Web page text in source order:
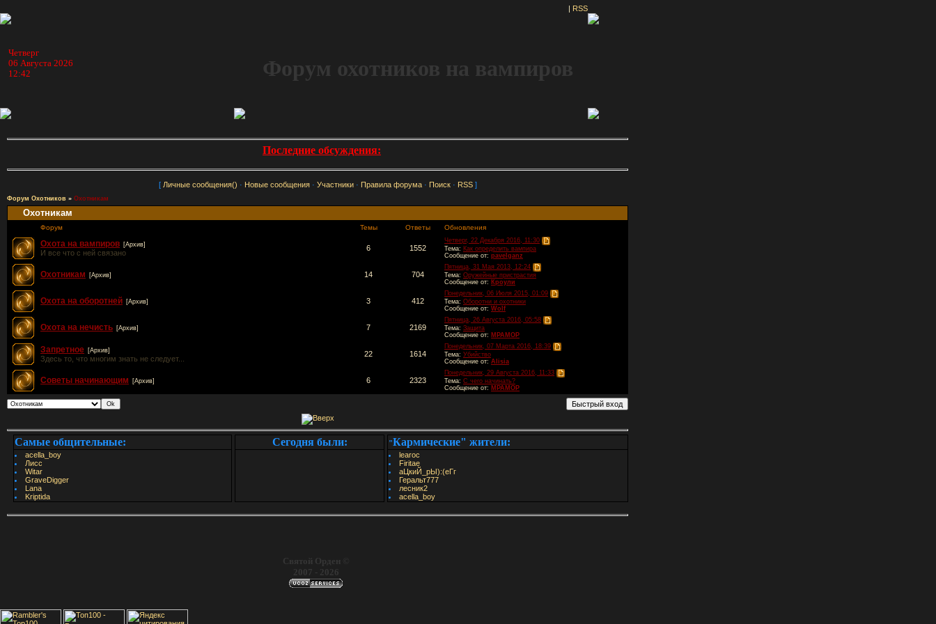
| RSS
Четверг
06 Августа 2026
12:42
Форум охотников на вампиров
Последние обсуждения:
[ Личные сообщения() · Новые сообщения· Участники· Правила форума· Поиск· RSS]
Форум Охотников » Охотникам
Охотникам
Форум Темы Ответы Обновления
Охота на вампиров [Архив]
И все что с ней связано
6 1552
Четверг, 22 Декабря 2016, 11:30
Тема: Как определить вампира
Сообщение от: pavelganz
Охотникам [Архив] 14 704
Пятница, 31 Мая 2013, 12:24
Тема: Оружейные пристрастия
Сообщение от: Кроули
Охота на оборотней [Архив] 3 412
Понедельник, 06 Июля 2015, 01:09
Тема: Оборотни и охотники
Сообщение от: Wolf
Охота на нечисть [Архив] 7 2169
Пятница, 26 Августа 2016, 05:58
Тема: Защита
Сообщение от: МРАМОР
Запретное [Архив]
Здесь то, что многим знать не следует...
22 1614
Понедельник, 07 Марта 2016, 18:39
Тема: Убийство
Сообщение от: Alisia
Советы начинающим [Архив] 6 2323
Понедельник, 29 Августа 2016, 11:33
Тема: C чего начинать?
Сообщение от: МРАМОР
Самые общительные: Сегодня были: "Кармические" жители:
acella_boy
Лисс
Witar
GraveDigger
Lana
Kriptida
learoc
Firitae
аЦкиЙ_рЫ):(еГг
Геральт777
лесник2
acella_boy
Святой Орден ©
2007 - 2026